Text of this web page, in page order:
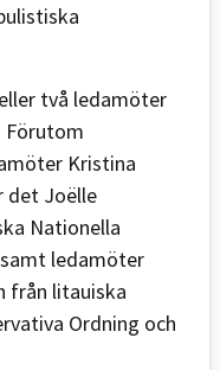
två ledamöter
Förutom
Kristina
det Joëlle
Nationella
ledamöter
från litauiska
Ordning och